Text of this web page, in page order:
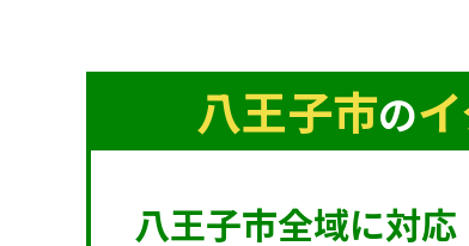
八王子市の
八王子市全域に対応